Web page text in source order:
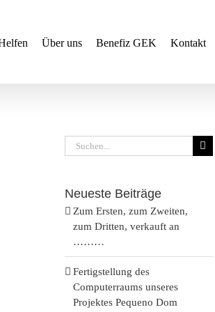
Über uns Benefiz GEK Kontakt
Suche
nach:
Neueste Beiträge
Zum Ersten, zum Zweiten,
zum Dritten, verkauft an
………
Fertigstellung des
Computerraums unseres
Projektes Pequeno Dom